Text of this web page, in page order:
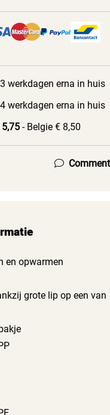
werkdagen erna in huis
werkdagen erna in huis
- Belgie € 8,50
Comment
en opwarmen
grote lip op een van